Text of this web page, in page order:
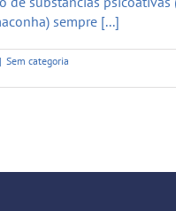
sempre [...]
| Sem categoria